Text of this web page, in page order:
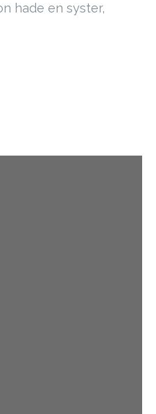
hade en syster,